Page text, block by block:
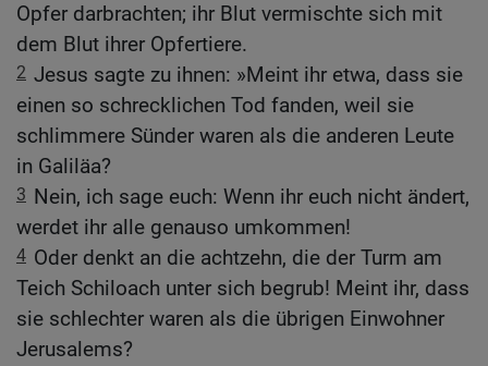
Opfer darbrachten; ihr Blut vermischte sich mit
dem Blut ihrer Opfertiere.
2 Jesus sagte zu ihnen: »Meint ihr etwa, dass sie
einen so schrecklichen Tod fanden, weil sie
schlimmere Sünder waren als die anderen Leute
in Galiläa?
3 Nein, ich sage euch: Wenn ihr euch nicht ändert,
werdet ihr alle genauso umkommen!
4 Oder denkt an die achtzehn, die der Turm am
Teich Schiloach unter sich begrub! Meint ihr, dass
sie schlechter waren als die übrigen Einwohner
Jerusalems?